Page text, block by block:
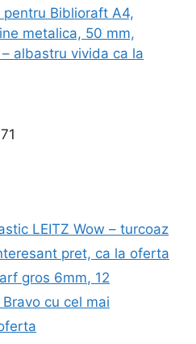
Biblioraft A4,
metalica, 50 mm,
– albastru vivida ca la
LEITZ Wow – turcoaz
pret, ca la oferta
gros 6mm, 12
cu cel mai